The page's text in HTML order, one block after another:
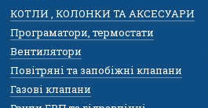
КОТЛИ , КОЛОНКИ ТА АКСЕСУАРИ
Програматори, термостати
Вентилятори
Повітряні та запобіжні клапани
Газові клапани